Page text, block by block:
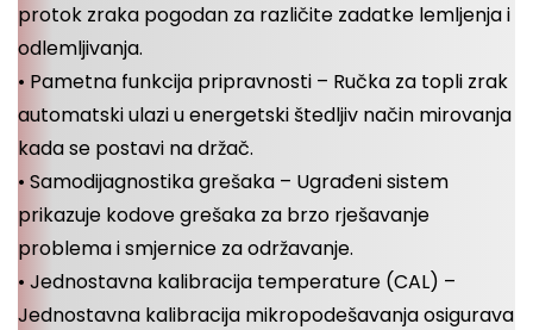
protok zraka pogodan za različite zadatke lemljenja i
odlemljivanja.
• Pametna funkcija pripravnosti – Ručka za topli zrak
automatski ulazi u energetski štedljiv način mirovanja
kada se postavi na držač.
• Samodijagnostika grešaka – Ugrađeni sistem
prikazuje kodove grešaka za brzo rješavanje
problema i smjernice za održavanje.
• Jednostavna kalibracija temperature (CAL) –
Jednostavna kalibracija mikropodešavanja osigurava